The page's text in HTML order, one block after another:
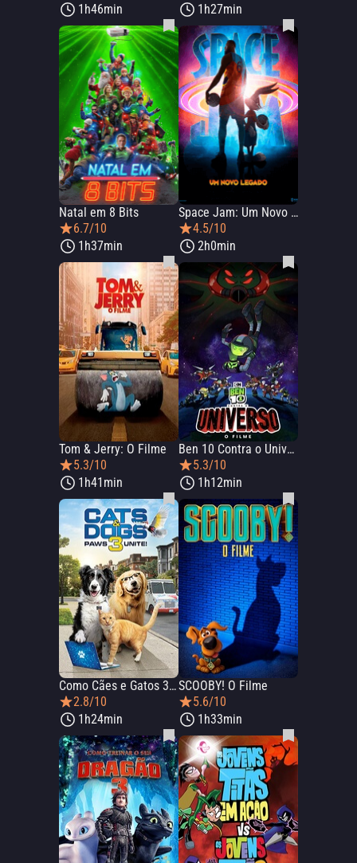
1h46min
1h27min
Natal em 8 Bits
6.7/10
1h37min
Space Jam: Um Novo Legado
4.5/10
2h0min
Tom & Jerry: O Filme
5.3/10
1h41min
Ben 10 Contra o Universo: O Filme
5.3/10
1h12min
Como Cães e Gatos 3: Peludos Unidos!
2.8/10
1h24min
SCOOBY! O Filme
5.6/10
1h33min